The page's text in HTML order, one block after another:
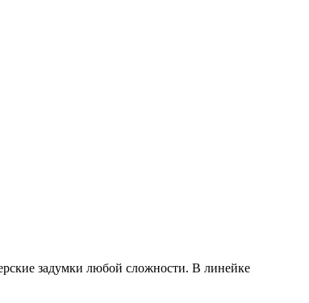
задумки любой сложности. В линейке